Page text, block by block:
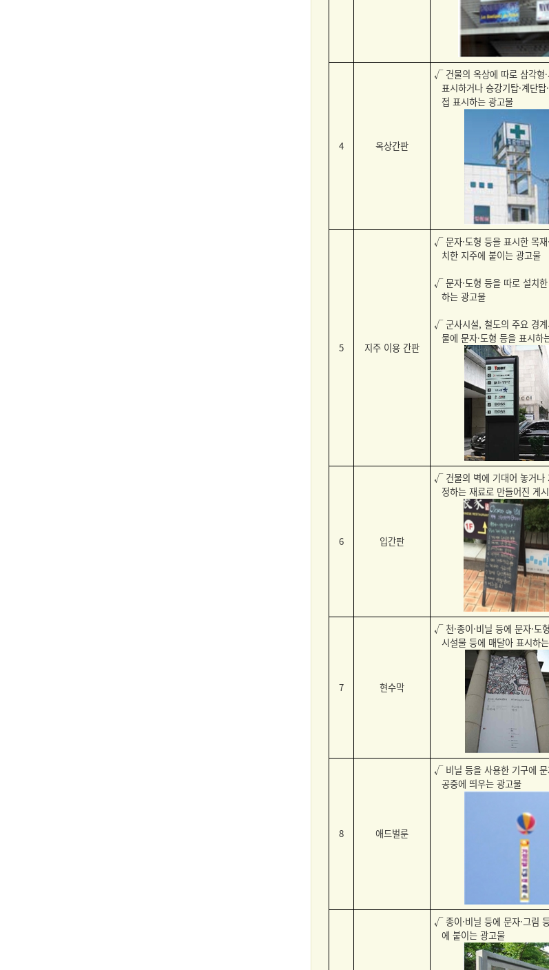
4 옥상간판
√ 건물의 옥상에 따로 삼각형
표시하거나 승강기탑·계단
접 표시하는 광고물
5 지주 이용 간판
√ 문자·도형 등을 표시한 목재
치한 지주에 붙이는 광고물
√ 문자·도형 등을 따로 설치한
하는 광고물
√ 군사시설, 철도의 주요 경
물에 문자·도형 등을 표시하
6 입간판
√ 건물의 벽에 기대어 놓거나
정하는 재료로 만들어진 게
7 현수막
√ 천·종이·비닐 등에 문자·도
시설물 등에 매달아 표시하
8 애드벌룬
√ 비닐 등을 사용한 기구에 문
공중에 띄우는 광고물
√ 종이·비닐 등에 문자·그림
에 붙이는 광고물